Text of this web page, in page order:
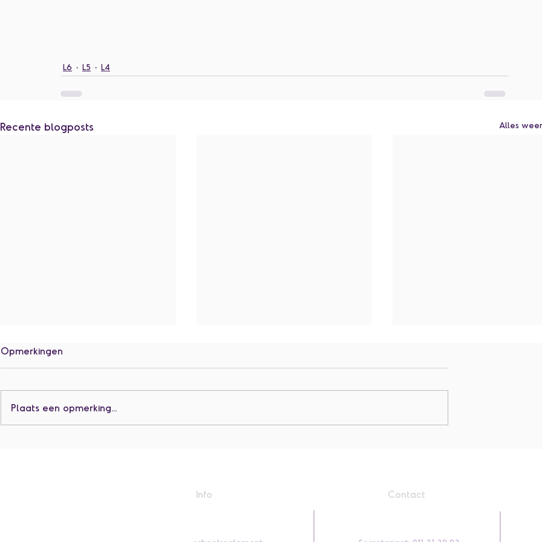
L6 L5 L4
Recente blogposts Alles
Opmerkingen
Plaats een opmerking...
Info Contact